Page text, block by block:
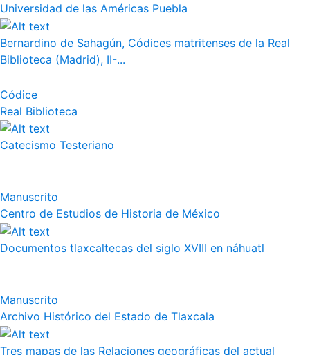
Universidad de las Américas Puebla
Bernardino de Sahagún, Códices matritenses de la Real
Biblioteca (Madrid), II-...
Códice
Real Biblioteca
Catecismo Testeriano
Manuscrito
Centro de Estudios de Historia de México
Documentos tlaxcaltecas del siglo XVIII en náhuatl
Manuscrito
Archivo Histórico del Estado de Tlaxcala
Tres mapas de las Relaciones geográficas del actual